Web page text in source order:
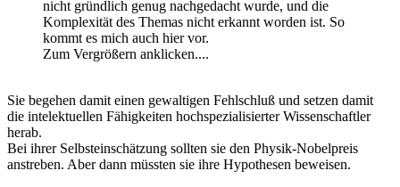
nicht gründlich genug nachgedacht wurde, und die
Komplexität des Themas nicht erkannt worden ist. So
kommt es mich auch hier vor.
Zum Vergrößern anklicken....
Sie begehen damit einen gewaltigen Fehlschluß und setzen damit
die intelektuellen Fähigkeiten hochspezialisierter Wissenschaftler
herab.
Bei ihrer Selbsteinschätzung sollten sie den Physik-Nobelpreis
anstreben. Aber dann müssten sie ihre Hypothesen beweisen.